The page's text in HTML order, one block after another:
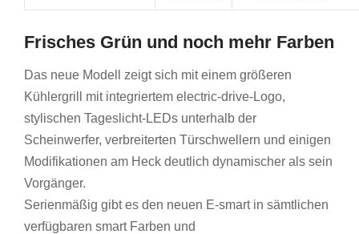
Frisches Grün und noch mehr Farben
Das neue Modell zeigt sich mit einem größeren
Kühlergrill mit integriertem electric-drive-Logo,
stylischen Tageslicht-LEDs unterhalb der
Scheinwerfer, verbreiterten Türschwellern und einigen
Modifikationen am Heck deutlich dynamischer als sein
Vorgänger.
Serienmäßig gibt es den neuen E-smart in sämtlichen
verfügbaren smart Farben und